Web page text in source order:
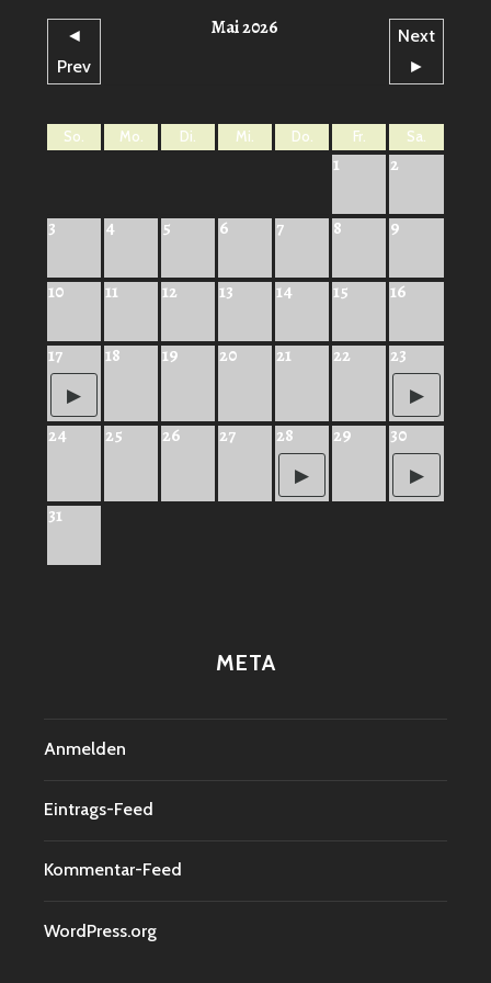
◄
Prev
Mai 2026
Next
►
So. Mo. Di. Mi. Do. Fr. Sa.
1 2
3 4 5 6 7 8 9
10 11 12 13 14 15 16
17 18 19 20 21 22 23
24 25 26 27 28 29 30
31
META
Anmelden
Eintrags-Feed
Kommentar-Feed
WordPress.org